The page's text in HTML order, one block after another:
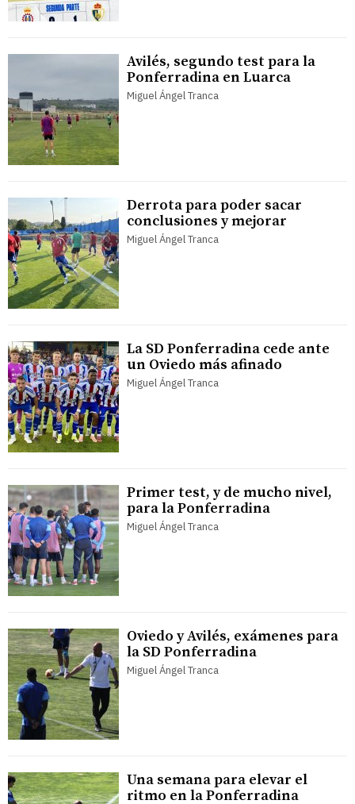
Avilés, segundo test para la
Ponferradina en Luarca
Miguel Ángel Tranca
Derrota para poder sacar
conclusiones y mejorar
Miguel Ángel Tranca
La SD Ponferradina cede ante
un Oviedo más afinado
Miguel Ángel Tranca
Primer test, y de mucho nivel,
para la Ponferradina
Miguel Ángel Tranca
Oviedo y Avilés, exámenes para
la SD Ponferradina
Miguel Ángel Tranca
Una semana para elevar el
ritmo en la Ponferradina